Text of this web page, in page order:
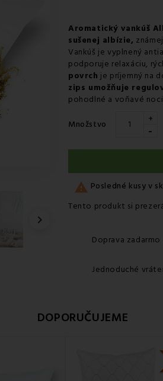

Aromatický vankúš
sušenej albízie,
Vankúš je vyplnený
podporuje relaxáciu,
povrch je príjemný na
zips umožňuje
pohodlné a voňavé
Množstvo +
-
 Posledné kusy v
Tento produkt si
Doprava
Jednoduché
DOPORUČUJEME